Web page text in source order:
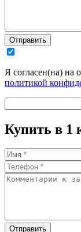
Отправить
Я согласен(на) на
политикой
Купить в 1
Отправить